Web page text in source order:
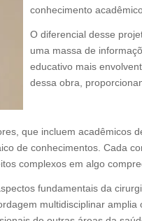
conhecimento
O diferencial desse
uma massa de
educativo mais
dessa obra,
que incluem acadêmicos
de conhecimentos. Cada
complexos em algo
fundamentais da
multidisciplinar